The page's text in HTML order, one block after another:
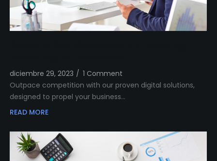
diciembre 29, 2023 / 1 Comment
Outpace competition with our proven digital solutions,
designed to propel your business…
READ MORE